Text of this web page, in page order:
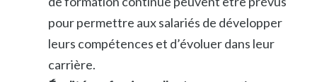
pour permettre aux salariés de développer
leurs compétences et d’évoluer dans leur
carrière.